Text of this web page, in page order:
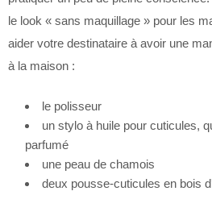
le look « sans maquillage » pour les
aider votre destinataire à avoir une
à la maison :
le polisseur
un stylo à huile pour cuticules,
parfumé
une peau de chamois
deux pousse-cuticules en bois